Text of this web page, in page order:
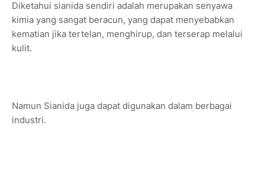
Diketahui sianida sendiri adalah merupakan senyawa
kimia yang sangat beracun, yang dapat menyebabkan
kematian jika tertelan, menghirup, dan terserap melalui
kulit.
Namun Sianida juga dapat digunakan dalam berbagai
industri.